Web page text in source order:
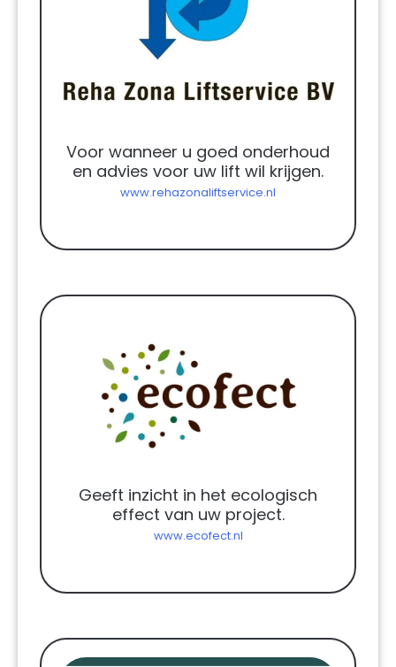
Voor wanneer u goed onderhoud
en advies voor uw lift wil krijgen.
www.rehazonaliftservice.nl
Geeft inzicht in het ecologisch
effect van uw project.
www.ecofect.nl